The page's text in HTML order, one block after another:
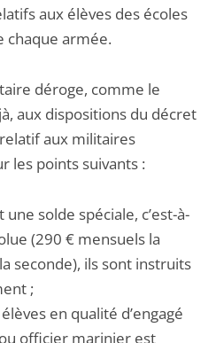
aux élèves des écoles
chaque armée.
déroge, comme le
aux dispositions du décret
aux militaires
les points suivants :
solde spéciale, c’est-à-
(290 € mensuels la
seconde), ils sont instruits
;
en qualité d’engagé
officier marinier est